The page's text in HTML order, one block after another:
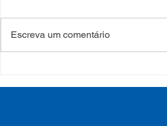
001/2022
Escreva um comentário